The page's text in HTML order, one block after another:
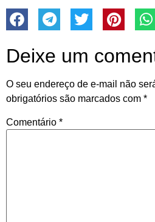
Deixe um
O seu endereço de e-mail não
obrigatórios são marcados com *
Comentário *